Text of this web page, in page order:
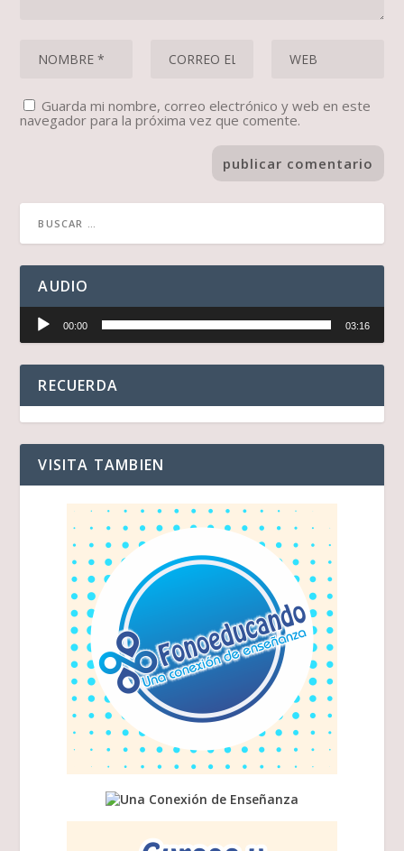
Guarda mi nombre, correo electrónico y web en este
navegador para la próxima vez que comente.
AUDIO
Reproductor
audio
00:00 03:16
RECUERDA
VISITA TAMBIEN